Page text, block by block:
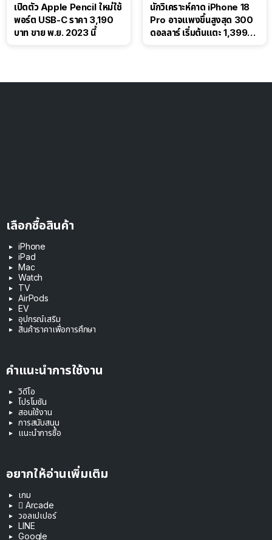
เปิดตัว Apple Pencil ใหม่ใช้
พอร์ต USB-C ราคา 3,190
บาท ขาย พ.ย. 2023 นี้
นักวิเคราะห์คาด iPhone 18
Pro อาจแพงขึ้นสูงสุด 300
ดอลลาร์ เริ่มต้นแตะ 1,399
เลือกซื้อสินค้า
iPhone
iPad
Mac
Watch
TV
AirPods
EV
อุปกรณ์เสริม
สินค้าราคาเพื่อการศึกษา
คำแนะนำการใช้งาน
วิดีโอ
โปรโมชัน
สอนใช้งาน
การสนับสนุน
แนะนำการซื้อ
อยากให้อ่านเพิ่มเติม
เกม
 Arcade
วอลเปเปอร์
LINE
Google